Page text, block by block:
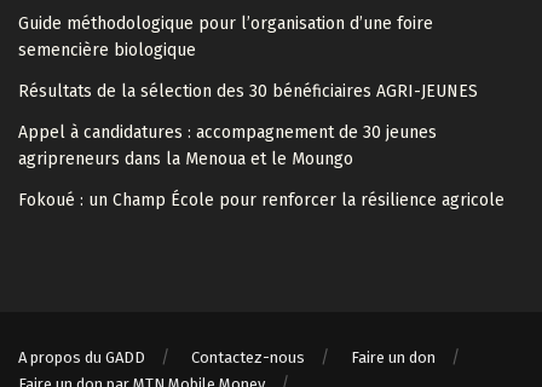
Guide méthodologique pour l’organisation d’une foire
semencière biologique
Résultats de la sélection des 30 bénéficiaires AGRI-JEUNES
Appel à candidatures : accompagnement de 30 jeunes
agripreneurs dans la Menoua et le Moungo
Fokoué : un Champ École pour renforcer la résilience agricole
A propos du GADD Contactez-nous
Faire un don